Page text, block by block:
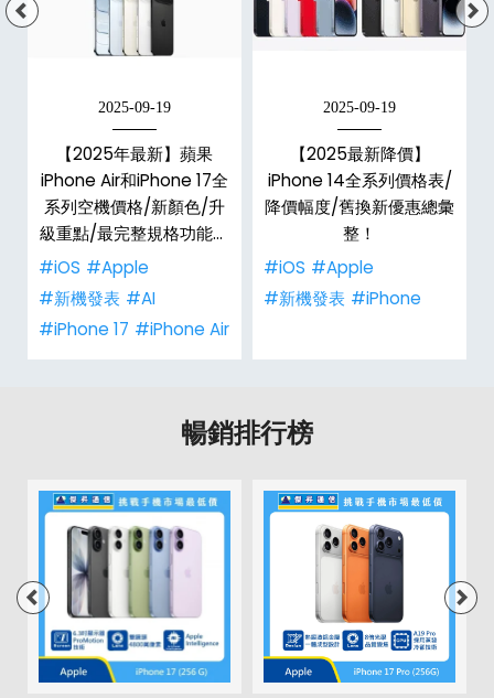
2025-09-19
【2025年最新】蘋果
iPhone Air和iPhone 17全
系列空機價格/新顏色/升
級重點/最完整規格功能懶
人包！
#iOS #Apple
#新機發表 #AI
#iPhone 17 #iPhone Air
2025-09-19
【2025最新降價】
iPhone 14全系列價格表/
降價幅度/舊換新優惠總彙
整！
#iOS #Apple
#新機發表 #iPhone
暢銷排行榜